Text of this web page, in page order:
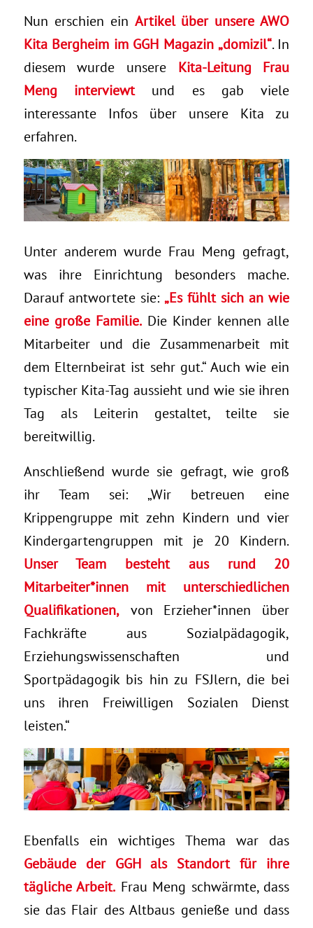
Nun erschien ein Artikel über unsere AWO
Kita Bergheim im GGH Magazin „domizil“. In
diesem wurde unsere Kita-Leitung Frau
Meng interviewtund es gab viele
interessante Infos über unsere Kita zu
erfahren.
Unter anderem wurde Frau Meng gefragt,
was ihre Einrichtung besonders mache.
Darauf antwortete sie: „Es fühlt sich an wie
eine große Familie.Die Kinder kennen alle
Mitarbeiter und die Zusammenarbeit mit
dem Elternbeirat ist sehr gut.“ Auch wie ein
typischer Kita-Tag aussieht und wie sie ihren
Tag als Leiterin gestaltet, teilte sie
bereitwillig.
Anschließend wurde sie gefragt, wie groß
ihr Team sei: „Wir betreuen eine
Krippengruppe mit zehn Kindern und vier
Kindergartengruppen mit je 20 Kindern.
Unser Team besteht aus rund 20
Mitarbeiter*innen mit unterschiedlichen
Qualifikationen,von Erzieher*innen über
Fachkräfte aus Sozialpädagogik,
Erziehungswissenschaften und
Sportpädagogik bis hin zu FSJlern, die bei
uns ihren Freiwilligen Sozialen Dienst
leisten.“
Ebenfalls ein wichtiges Thema war das
Gebäude der GGH als Standort für ihre
tägliche Arbeit. Frau Meng schwärmte, dass
sie das Flair des Altbaus genieße und dass